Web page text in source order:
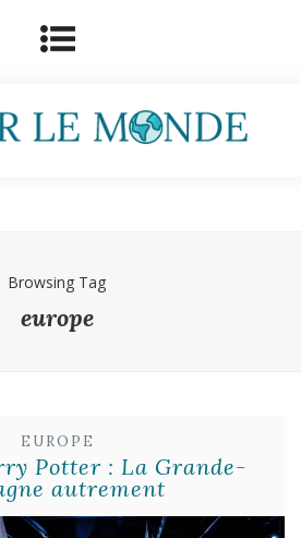
Browsing Tag
europe
EUROPE
Potter : La Grande-
autrement